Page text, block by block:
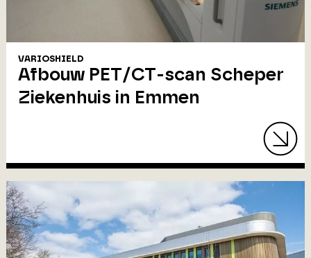
VARIOSHIELD
Afbouw PET/CT-scan Scheper
Ziekenhuis in Emmen